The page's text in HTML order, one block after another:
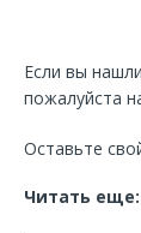
Если вы
пожалуйста
Оставьте
Читать еще: